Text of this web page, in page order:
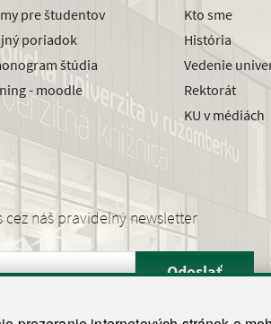
pre študentov
poriadok
štúdia
- moodle
Kto sme
História
Vedenie
Rektorát
KU v médiách
cez náš pravidelný newsletter
Odoslať